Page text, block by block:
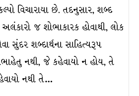
વિચારાયા છે. તદનુસાર, શબ્દ
જ શોભાકારક હોવાથી, લોક
સુંદર શબ્દાર્થના સાહિત્યરૂપ
નથી, જે કહેવાયો ન હોય, તે
નથી તે…